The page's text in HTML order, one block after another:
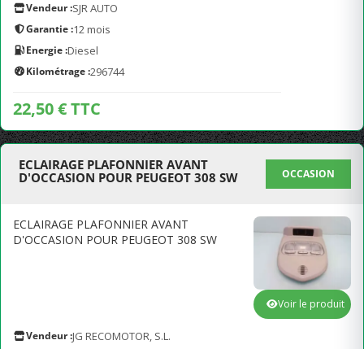
Vendeur :SJR AUTO
Garantie :12 mois
Energie :Diesel
Kilométrage :296744
22,50 € TTC
ECLAIRAGE PLAFONNIER AVANT
D'OCCASION POUR PEUGEOT 308 SW
OCCASION
ECLAIRAGE PLAFONNIER AVANT
D'OCCASION POUR PEUGEOT 308 SW
Vendeur :JG RECOMOTOR, S.L.
Voir le produit